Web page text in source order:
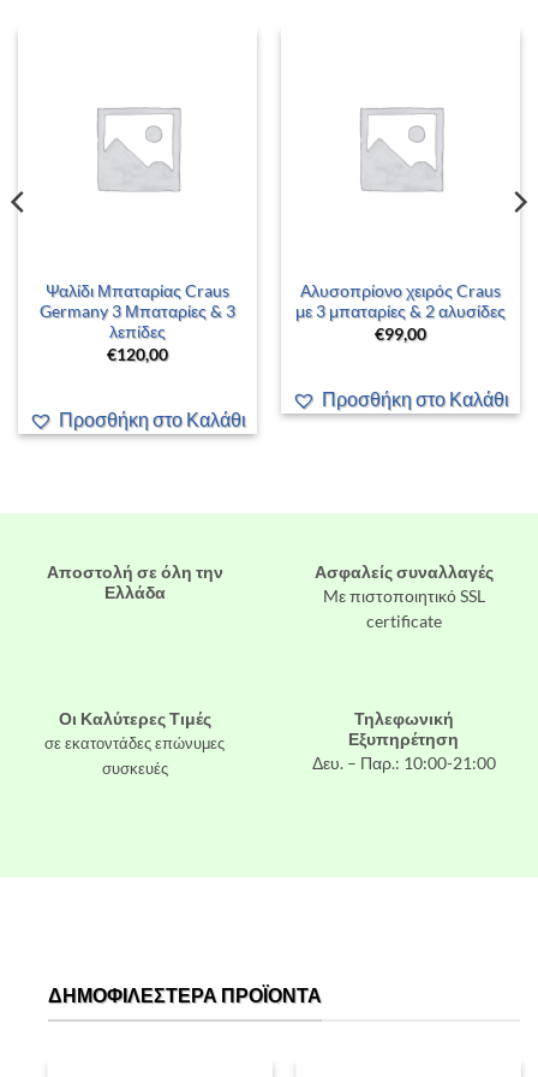
Ψαλίδι Μπαταρίας Craus
Germany 3 Μπαταρίες & 3
λεπίδες
€120,00
Προσθήκη στο Καλάθι
Αλυσοπρίονο χειρός Craus
με 3 μπαταρίες & 2 αλυσίδες
€99,00
Προσθήκη στο Καλάθι
Αποστολή σε όλη την
Ελλάδα
Ασφαλείς συναλλαγές
Mε πιστοποιητικό SSL
certificate
Οι Καλύτερες Τιμές
σε εκατοντάδες επώνυμες
συσκευές
Τηλεφωνική
Εξυπηρέτηση
Δευ. – Παρ.: 10:00-21:00
ΔΗΜΟΦΙΛΈΣΤΕΡΑ ΠΡΟΪΌΝΤΑ